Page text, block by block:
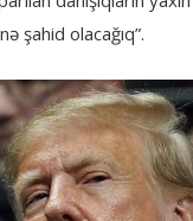
şahid olacağıq”.